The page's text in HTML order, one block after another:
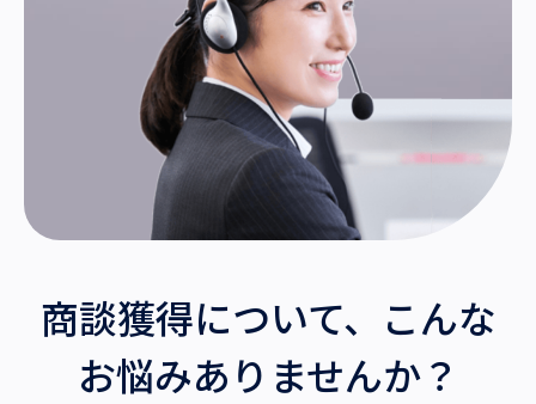
商談獲得について、こんな
お悩みありませんか？